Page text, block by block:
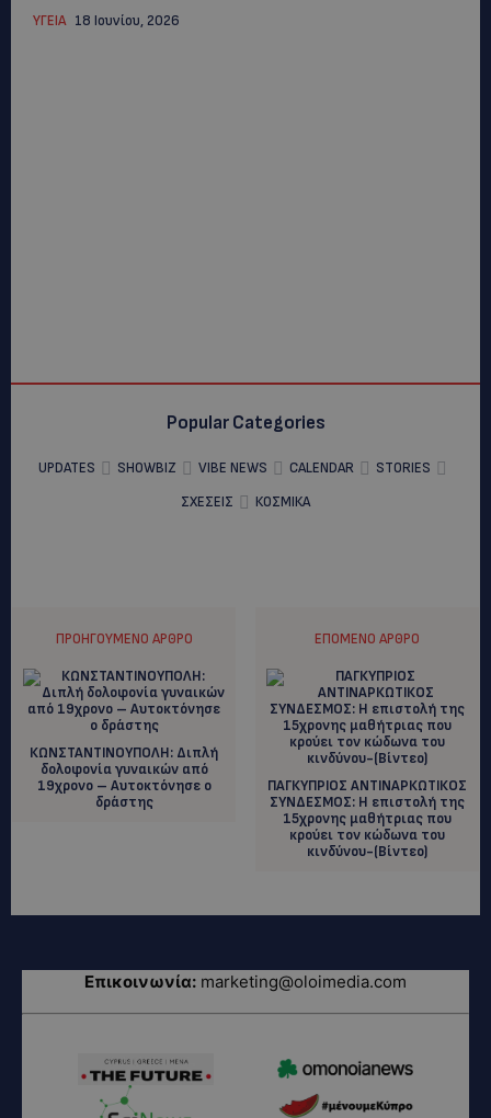
ΥΓΕΙΑ 18 Ιουνίου, 2026
Popular Categories
UPDATES SHOWBIZ VIBE NEWS CALENDAR
STORIES
ΣΧΕΣΕΙΣ
ΚΟΣΜΙΚΑ
ΠΡΟΗΓΟΎΜΕΝΟ ΆΡΘΡΟ
ΚΩΝΣΤΑΝΤΙΝΟΥΠΟΛΗ: Διπλή
δολοφονία γυναικών από
19χρονο – Αυτοκτόνησε ο
δράστης
ΕΠΌΜΕΝΟ ΆΡΘΡΟ
ΠΑΓΚΥΠΡΙΟΣ ΑΝΤΙΝΑΡΚΩΤΙΚΟΣ
ΣΥΝΔΕΣΜΟΣ: Η επιστολή της
15χρονης μαθήτριας που
κρούει τον κώδωνα του
κινδύνου-(Βίντεο)
Επικοινωνία: marketing@oloimedia.com